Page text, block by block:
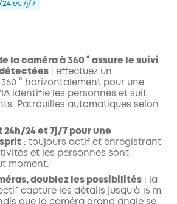
et 7j/7
la caméra à 360 ° assure le suivi
: effectuez un
° horizontalement pour une
identifie les personnes et suit
Patrouilles automatiques selon
24h/24 et 7j/7 pour une
: toujours actif et enregistrant
et les personnes sont
moment.
doublez les possibilités : la
capture les détails jusqu'à 15 m
que la caméra grand angle se